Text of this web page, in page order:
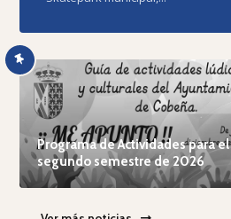
Leer noticia
Programa de Actividades para el
segundo semestre de 2026